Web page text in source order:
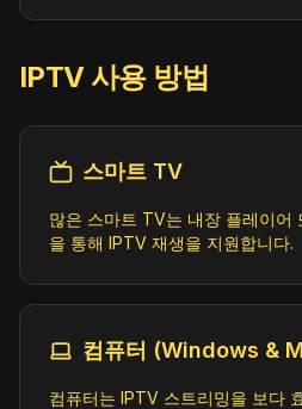
https://
0/index.m3u8
https://
ativa/
Science ID:
u8
IPTV 사용 방법
스마트 TV
많은 스마트 TV는 내장 플레이어
을 통해 IPTV 재생을 지원합니다.
컴퓨터 (Windows &
컴퓨터는 IPTV 스트리밍을 보다